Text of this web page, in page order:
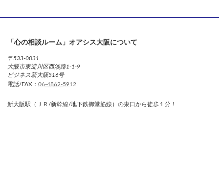
「心の相談ルーム」オアシス大阪について
〒533-0031
大阪市東淀川区西淡路1-1-9
ビジネス新大阪516号
電話/FAX： 06-4862-5912
新大阪駅（ＪＲ/新幹線/地下鉄御堂筋線）の東口から徒歩１分！